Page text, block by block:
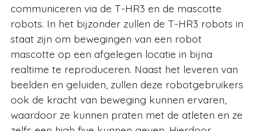
communiceren via de T-HR3 en de mascotte
robots. In het bijzonder zullen de T-HR3 robots in
staat zijn om bewegingen van een robot
mascotte op een afgelegen locatie in bijna
realtime te reproduceren. Naast het leveren van
beelden en geluiden, zullen deze robotgebruikers
ook de kracht van beweging kunnen ervaren,
waardoor ze kunnen praten met de atleten en ze